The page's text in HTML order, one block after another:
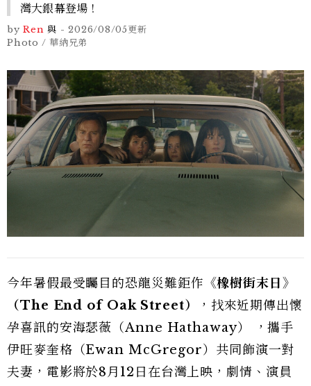
灣大銀幕登場！
by Ren與 -2026/08/05更新
Photo / 華納兄弟
今年暑假最受矚目的恐龍災難鉅作 《橡樹街末日》
（The End of Oak Street）
，找來近期傳出懷
孕喜訊的安海瑟薇（Anne Hathaway） ，攜手
伊旺麥奎格（Ewan McGregor）共同飾演一對
夫妻，電影將於8月12日在台灣上映，劇情、演員